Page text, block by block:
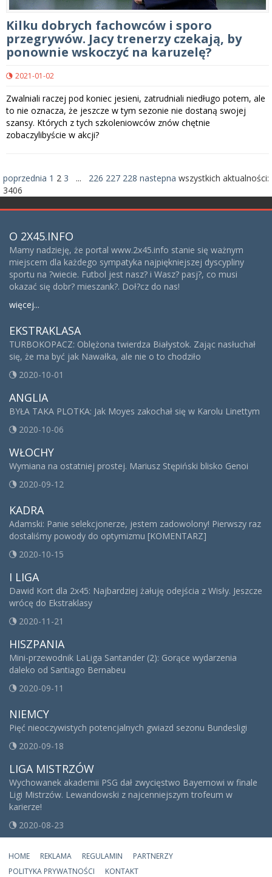
Kilku dobrych fachowców i sporo
przegrywów. Jacy trenerzy czekają, by
ponownie wskoczyć na karuzelę?
2021-01-02
Zwalniali raczej pod koniec jesieni, zatrudniali niedługo potem, ale
to nie oznacza, że jeszcze w tym sezonie nie dostaną swojej
szansy. Których z tych szkoleniowców znów chętnie
zobaczylibyście w akcji?
poprzednia 1 2 3 ... 226 227 228 nastepna wszystkich aktualności:
3406
O 2X45.INFO
Mamy nadzieję, że portal www.2x45.info stanie się ważnym
miejscem dla każdego sympatyka najpiękniejszej dyscypliny
sportu na ?wiecie. Futbol jest nasz? i Wasz? pasj?, co musi
okazać się dobr? mieszank?. Doł?cz do nas!
więcej...
EKSTRAKLASA
TURBOKOPACZ: Oblężona twierdza Białystok. Zając nasłuchał
się, że ma być jak Nawałka, ale nie o to chodziło
2020-10-01
ANGLIA
BYŁA TAKA PLOTKA: Jak Moyes zakochał się w Karolu Linettym
2020-10-06
WŁOCHY
Wymiana na ostatniej prostej. Mariusz Stępiński blisko Genoi
2020-09-12
KADRA
Adamski: Panie selekcjonerze, jestem zadowolony! Pierwszy raz
dostaliśmy powody do optymizmu [KOMENTARZ]
2020-10-15
I LIGA
Dawid Kort dla 2x45: Najbardziej żałuję odejścia z Wisły. Jeszcze
wrócę do Ekstraklasy
2020-11-21
HISZPANIA
Mini-przewodnik LaLiga Santander (2): Gorące wydarzenia
daleko od Santiago Bernabeu
2020-09-11
NIEMCY
Pięć nieoczywistych potencjalnych gwiazd sezonu Bundesligi
2020-09-18
LIGA MISTRZÓW
Wychowanek akademii PSG dał zwycięstwo Bayernowi w finale
Ligi Mistrzów. Lewandowski z najcenniejszym trofeum w
karierze!
2020-08-23
HOME REKLAMA REGULAMIN
PARTNERZY
POLITYKA PRYWATNOŚCI
KONTAKT